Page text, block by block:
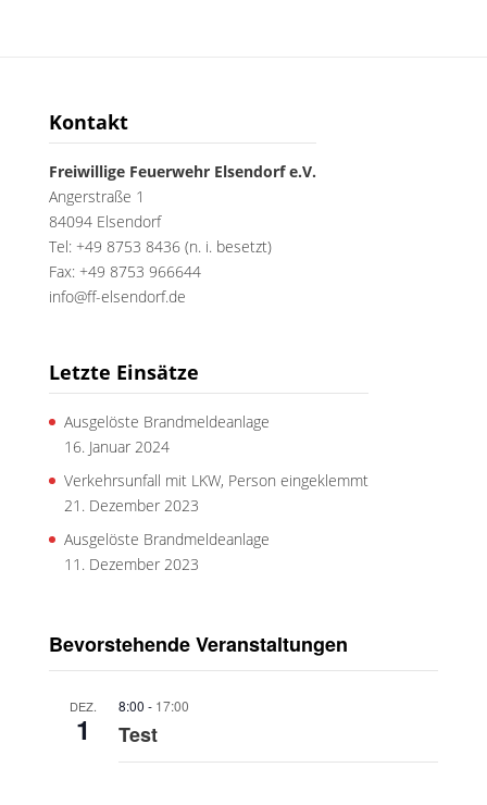
Kontakt
Freiwillige Feuerwehr Elsendorf e.V.
Angerstraße 1
84094 Elsendorf
Tel: +49 8753 8436 (n. i. besetzt)
Fax: +49 8753 966644
info@ff-elsendorf.de
Letzte Einsätze
Ausgelöste Brandmeldeanlage
16. Januar 2024
Verkehrsunfall mit LKW, Person eingeklemmt
21. Dezember 2023
Ausgelöste Brandmeldeanlage
11. Dezember 2023
Bevorstehende Veranstaltungen
DEZ.
1
8:00 - 17:00
Test